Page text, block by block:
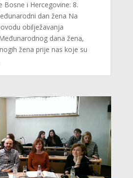
Bosne i Hercegovine: 8.
dan žena Na
obilježavanja
dana žena,
žena prije nas koje su